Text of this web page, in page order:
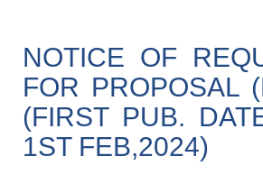
NOTICE OF
FOR PROPOSAL
(FIRST PUB.
1ST FEB,2024)